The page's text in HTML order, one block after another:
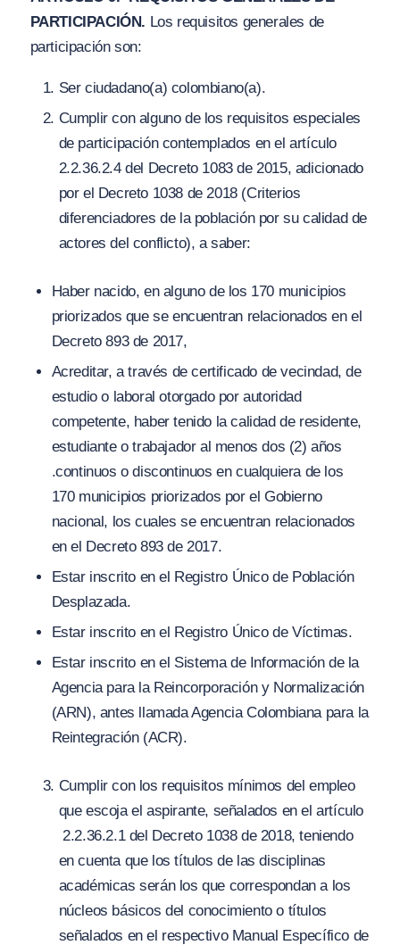
PARTICIPACIÓN. Los requisitos generales de
participación son:
Ser ciudadano(a) colombiano(a).
Cumplir con alguno de los requisitos especiales
de participación contemplados en el artículo
2.2.36.2.4 del Decreto 1083 de 2015, adicionado
por el Decreto 1038 de 2018 (Criterios
diferenciadores de la población por su calidad de
actores del conflicto), a saber:
Haber nacido, en alguno de los 170 municipios
priorizados que se encuentran relacionados en el
Decreto 893 de 2017,
Acreditar, a través de certificado de vecindad, de
estudio o laboral otorgado por autoridad
competente, haber tenido la calidad de residente,
estudiante o trabajador al menos dos (2) años
.continuos o discontinuos en cualquiera de los
170 municipios priorizados por el Gobierno
nacional, los cuales se encuentran relacionados
en el Decreto 893 de 2017.
Estar inscrito en el Registro Único de Población
Desplazada.
Estar inscrito en el Registro Único de Víctimas.
Estar inscrito en el Sistema de Información de la
Agencia para la Reincorporación y Normalización
(ARN), antes llamada Agencia Colombiana para la
Reintegración (ACR).
Cumplir con los requisitos mínimos del empleo
que escoja el aspirante, señalados en el artículo
2.2.36.2.1 del Decreto 1038 de 2018, teniendo
en cuenta que los títulos de las disciplinas
académicas serán los que correspondan a los
núcleos básicos del conocimiento o títulos
señalados en el respectivo Manual Específico de